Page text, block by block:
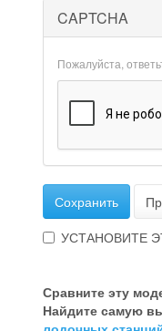
CAPTCHA
Пожалуйста,
Сохранить
УСТАНОВИТЕ
говорит
о
Сравните эту
Найдите самую